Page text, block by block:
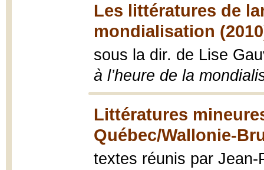
Les littératures de
mondialisation
sous la dir. de Lise
à l’heure de la
Littératures
Québec/Wallonie-
textes réunis par